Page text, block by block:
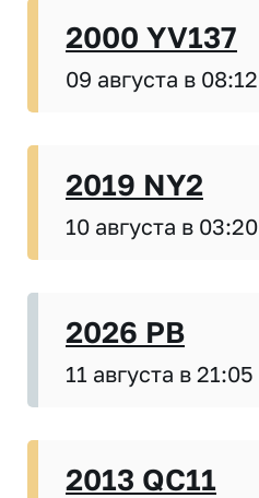
2000 YV137
09 августа в 08:12
2019 NY2
10 августа в 03:20
2026 PB
11 августа в 21:05
2013 QC11